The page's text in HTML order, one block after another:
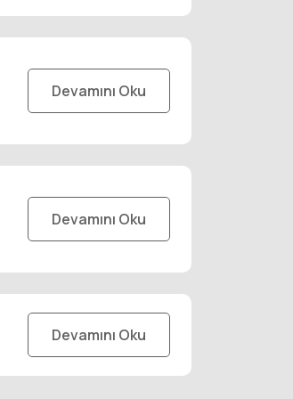
Devamını Oku
Devamını Oku
Devamını Oku